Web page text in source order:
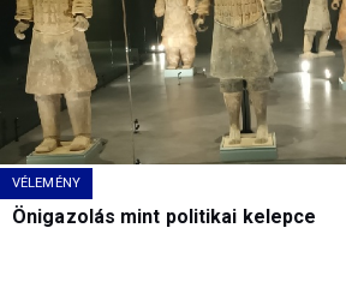
VÉLEMÉNY
Önigazolás mint politikai kelepce